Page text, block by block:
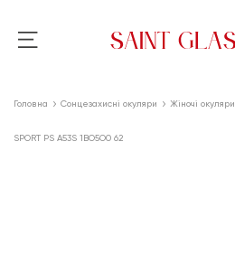
Головна Сонцезахисні окуляри Жіночі окуляри
SPORT PS A53S 1BO5O0 62